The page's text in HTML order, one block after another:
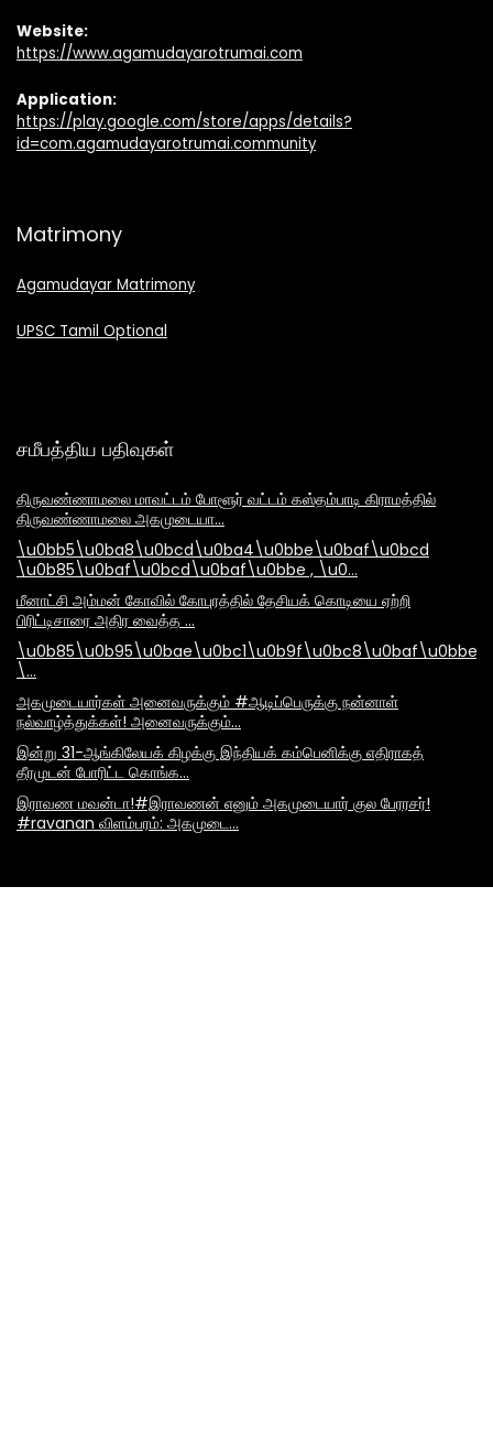
Website:
https://www.agamudayarotrumai.com
Application:
https://play.google.com/store/apps/details?
id=com.agamudayarotrumai.community
Matrimony
Agamudayar Matrimony
UPSC Tamil Optional
சமீபத்திய பதிவுகள்
திருவண்ணாமலை மாவட்டம் போளூர் வட்டம் கஸ்தம்பாடி கிராமத்தில்
திருவண்ணாமலை அகமுடையா…
\u0bb5\u0ba8\u0bcd\u0ba4\u0bbe\u0baf\u0bcd
\u0b85\u0baf\u0bcd\u0baf\u0bbe , \u0…
மீனாட்சி அம்மன் கோவில் கோபுரத்தில் தேசியக் கொடியை ஏற்றி
பிரிட்டிசாரை அதிர வைத்த …
\…
அகமுடையார்கள் அனைவருக்கும் #ஆடிப்பெருக்கு நன்னாள்
நல்வாழ்த்துக்கள்! அனைவருக்கும்…
இன்று 31-ஆங்கிலேயக் கிழக்கு இந்தியக் கம்பெனிக்கு எதிராகத்
தீரமுடன் போரிட்ட கொங்க…
இராவண மவன்டா!#இராவணன் எனும் அகமுடையார் குல பேரரசர்!
#ravanan விளம்பரம்: அகமுடை…